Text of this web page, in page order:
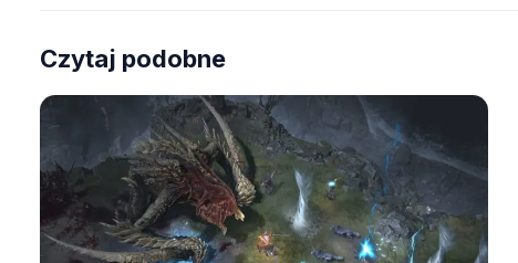
Czytaj podobne